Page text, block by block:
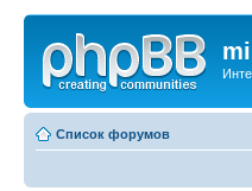
Список форумов